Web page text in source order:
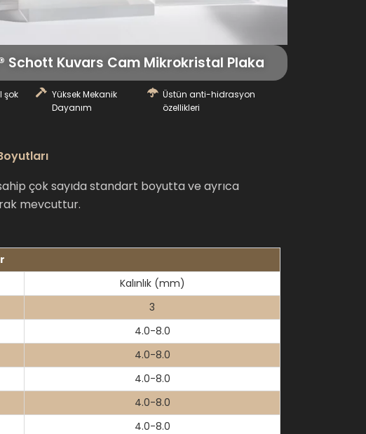
Schott Kuvars Cam Mikrokristal Plaka
şok
Yüksek Mekanik
Dayanım
Üstün anti-hidrasyon
özellikleri
çok sayıda standart boyutta ve ayrıca
mevcuttur.
Kalınlık (mm)
3
4.0-8.0
4.0-8.0
4.0-8.0
4.0-8.0
4.0-8.0